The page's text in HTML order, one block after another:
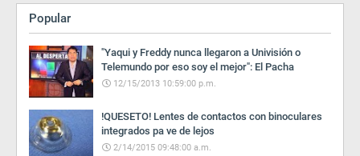
Popular
"Yaqui y Freddy nunca llegaron a Univisión o
Telemundo por eso soy el mejor": El Pacha
12/15/2013 10:59:00 p.m.
!QUESETO! Lentes de contactos con binoculares
integrados pa ve de lejos
2/14/2015 09:48:00 a.m.